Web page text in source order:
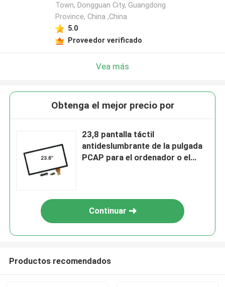
Town, Dongguan City, Guangdong
Province, China ,China
5.0
Proveedor verificado
Vea más
Obtenga el mejor precio por
23,8 pantalla táctil
antideslumbrante de la pulgada
PCAP para el ordenador o el
Continuar
Productos recomendados